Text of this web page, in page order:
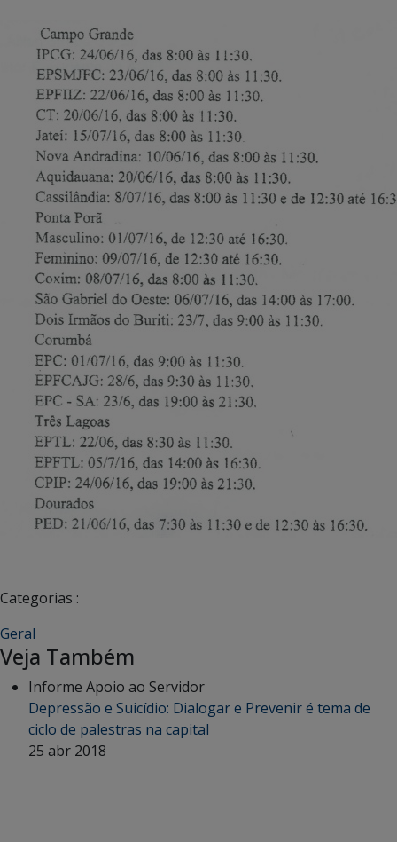
Categorias :
Geral
Veja Também
Informe Apoio ao Servidor
Depressão e Suicídio: Dialogar e Prevenir é tema de
ciclo de palestras na capital
25 abr 2018